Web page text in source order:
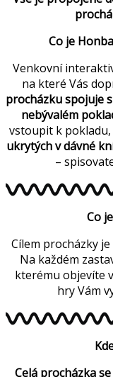
Co je
Venkovní
na které Vás
procházku spojuje
nebývalém
vstoupit k
ukrytých v dávné
–
Co
Cílem procházky je
Na každém
kterému objevíte
hry Vám
Celá procházka